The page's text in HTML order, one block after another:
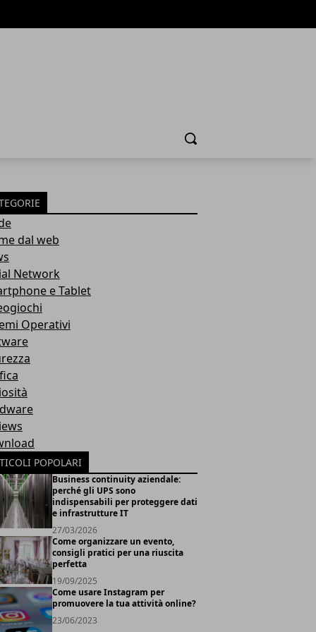
Cerca
dal web
Network
e Tablet
Operativi
POPOLARI
Business continuity aziendale:
perché gli UPS sono
indispensabili per proteggere dati
e infrastrutture IT
27/03/2026
Come organizzare un evento,
consigli pratici per una riuscita
perfetta
19/09/2025
Come usare Instagram per
promuovere la tua attività online?
23/06/2023